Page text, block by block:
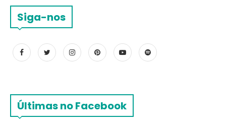
Siga-nos
Últimas no Facebook